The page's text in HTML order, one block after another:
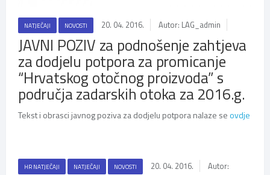
NATJEČAJI NOVOSTI 20. 04. 2016. Autor: LAG_admin
JAVNI POZIV za podnošenje zahtjeva
za dodjelu potpora za promicanje
“Hrvatskog otočnog proizvoda” s
područja zadarskih otoka za 2016.g.
Tekst i obrasci javnog poziva za dodjelu potpora nalaze seovdje
HR NATJEČAJI NATJEČAJI NOVOSTI 20. 04. 2016.
Autor: